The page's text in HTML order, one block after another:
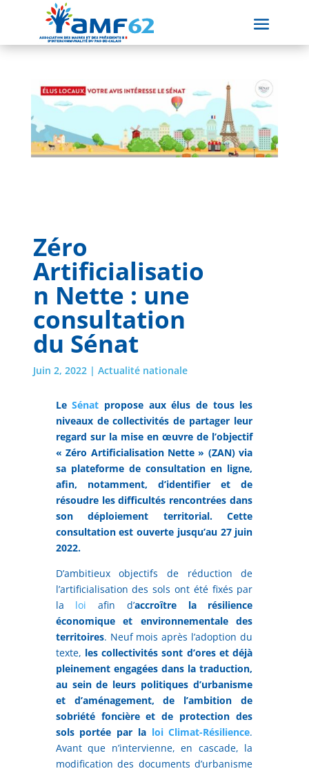
Zéro
Artificialisatio
n Nette : une
consultation
du Sénat
Juin 2, 2022| Actualité nationale
LeSénat propose aux élus de tous les
niveaux de collectivités de partager leur
regard sur la mise en œuvre de l’objectif
« Zéro Artificialisation Nette » (ZAN) via
sa plateforme de consultation en ligne,
afin, notamment, d’identifier et de
résoudre les difficultés rencontrées dans
son déploiement territorial. Cette
consultation est ouverte jusqu’au 27 juin
2022.
D’ambitieux objectifs de réduction de
l’artificialisation des sols ont été fixés par
la loi afin d’accroître la résilience
économique et environnementale des
territoires. Neuf mois après l’adoption du
texte, les collectivités sont d’ores et déjà
pleinement engagées dans la traduction,
au sein de leurs politiques d’urbanisme
et d’aménagement, de l’ambition de
sobriété foncière et de protection des
sols portée par la loi Climat-Résilience.
Avant que n’intervienne, en cascade, la
modification des documents d’urbanisme